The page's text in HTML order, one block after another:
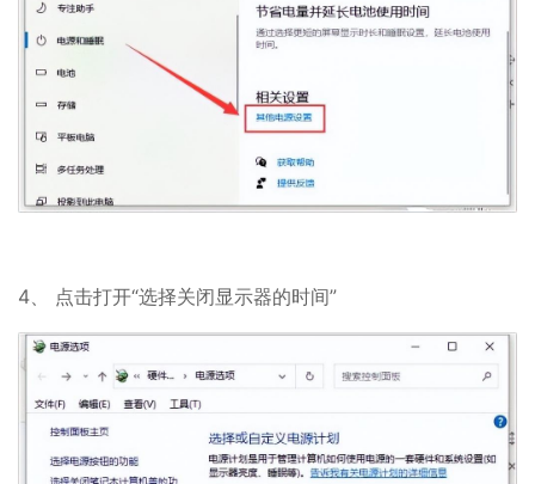
4、 点击打开“选择关闭显示器的时间”